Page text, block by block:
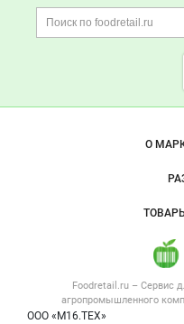
Важные разделы
Foodretail.ru – Сервис
агропромышленного
ООО «М16.ТЕХ»
Навигация по сайту
О
Политика